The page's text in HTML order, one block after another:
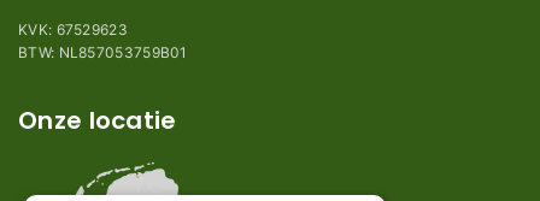
KVK: 67529623
BTW: NL857053759B01
Onze locatie